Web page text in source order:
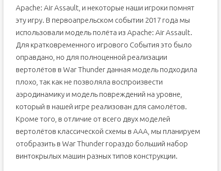
Apache: Air Assault, и некоторые наши игроки помнят
эту игру. В первоапрельском событии 2017 года мы
использовали модель полёта из Apache: Air Assault.
Для кратковременного игрового События это было
оправдано, но для полноценной реализации
вертолётов в War Thunder данная модель подходила
плохо, так как не позволяла воспроизвести
аэродинамику и модель повреждений на уровне,
который в нашей игре реализован для самолётов.
Кроме того, в отличие от всего двух моделей
вертолётов классической схемы в AAA, мы планируем
отобразить в War Thunder гораздо больший набор
винтокрылых машин разных типов конструкции.